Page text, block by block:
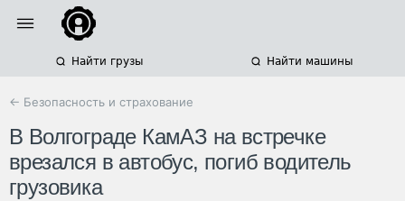
Найти грузы Найти машины
← Безопасность и страхование
В Волгограде КамАЗ на встречке
врезался в автобус, погиб водитель
грузовика